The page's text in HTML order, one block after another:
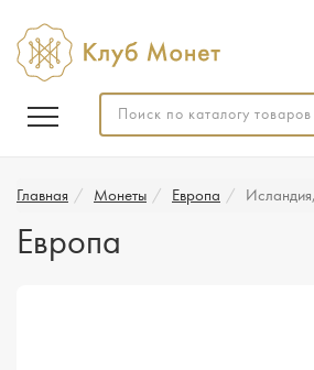
Главная Монеты Европа
Европа